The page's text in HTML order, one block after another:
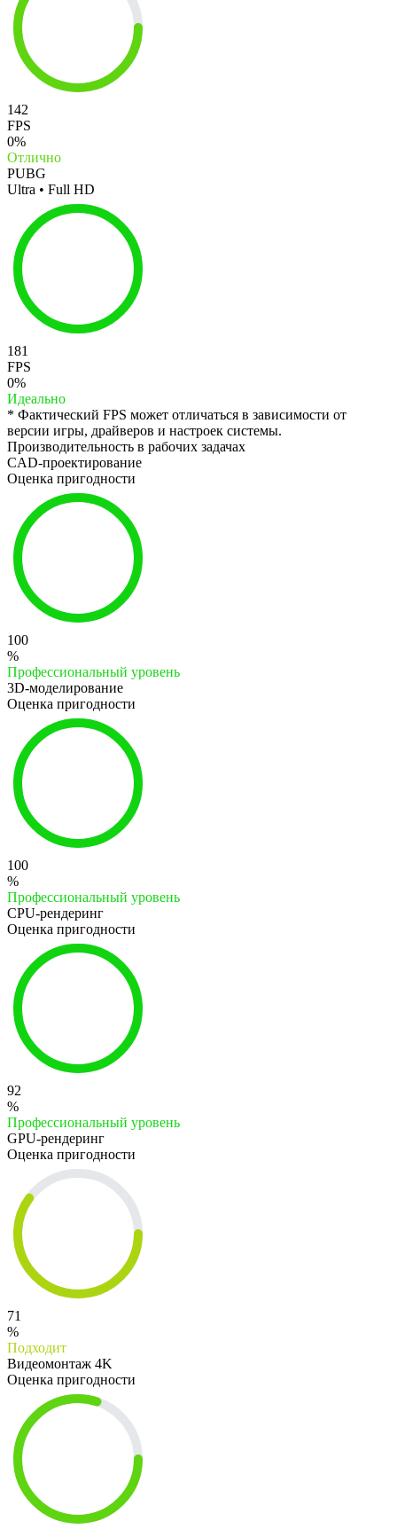
142
FPS
0%
Отлично
PUBG
Ultra • Full HD
181
FPS
0%
Идеально
* Фактический FPS может отличаться в зависимости от
версии игры, драйверов и настроек системы.
Производительность в рабочих задачах
CAD-проектирование
Оценка пригодности
100
%
Профессиональный уровень
3D-моделирование
Оценка пригодности
100
%
Профессиональный уровень
CPU-рендеринг
Оценка пригодности
92
%
Профессиональный уровень
GPU-рендеринг
Оценка пригодности
71
%
Подходит
Видеомонтаж 4K
Оценка пригодности